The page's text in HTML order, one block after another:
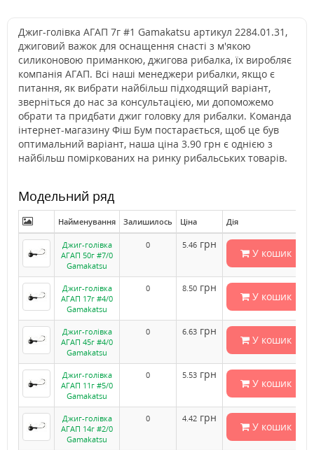
Джиг-голівка АГАП 7г #1 Gamakatsu артикул 2284.01.31,
джиговий важок для оснащення снасті з м'якою
силиконовою приманкою, джигова рибалка, їх виробляє
компанія АГАП. Всі наші менеджери рибалки, якщо є
питання, як вибрати найбільш підходящий варіант,
зверніться до нас за консультацією, ми допоможемо
обрати та придбати джиг головку для рибалки. Команда
інтернет-магазину Фіш Бум постарається, щоб це був
оптимальний варіант, наша ціна 3.90 грн є однією з
найбільш поміркованих на ринку рибальських товарів.
Модельний ряд
Найменування Залишилось Ціна Дія
Джиг-голівка
АГАП 50г #7/0
Gamakatsu
0 5.46 грн
У кошик
Джиг-голівка
АГАП 17г #4/0
Gamakatsu
0 8.50 грн
У кошик
Джиг-голівка
АГАП 45г #4/0
Gamakatsu
0 6.63 грн
У кошик
Джиг-голівка
АГАП 11г #5/0
Gamakatsu
0 5.53 грн
У кошик
Джиг-голівка
АГАП 14г #2/0
Gamakatsu
0 4.42 грн
У кошик